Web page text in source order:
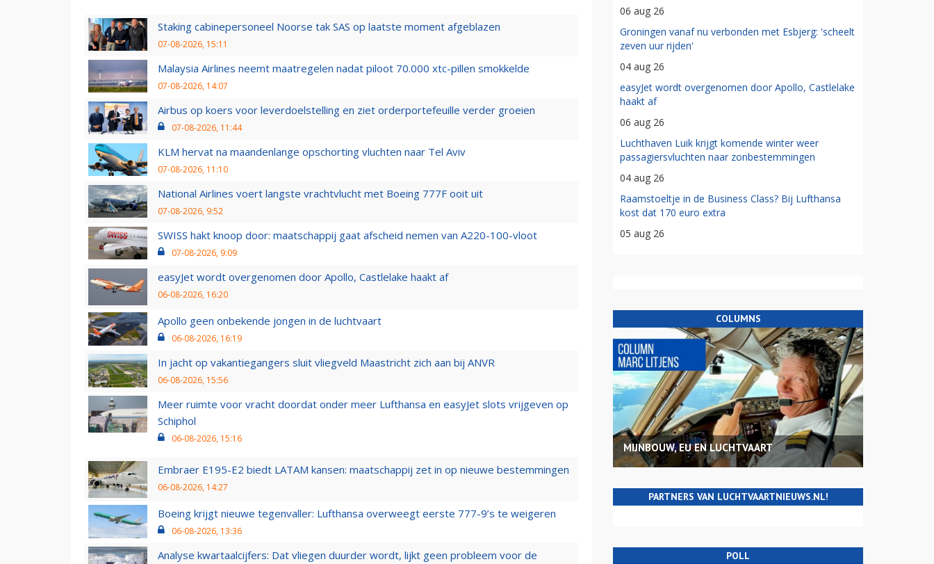
Staking cabinepersoneel Noorse tak SAS op laatste moment afgeblazen
07-08-2026, 15:11
Malaysia Airlines neemt maatregelen nadat piloot 70.000 xtc-pillen smokkelde
07-08-2026, 14:07
Airbus op koers voor leverdoelstelling en ziet orderportefeuille verder groeien
07-08-2026, 11:44
KLM hervat na maandenlange opschorting vluchten naar Tel Aviv
07-08-2026, 11:10
National Airlines voert langste vrachtvlucht met Boeing 777F ooit uit
07-08-2026, 9:52
SWISS hakt knoop door: maatschappij gaat afscheid nemen van A220-100-vloot
07-08-2026, 9:09
easyJet wordt overgenomen door Apollo, Castlelake haakt af
06-08-2026, 16:20
Apollo geen onbekende jongen in de luchtvaart
06-08-2026, 16:19
In jacht op vakantiegangers sluit vliegveld Maastricht zich aan bij ANVR
06-08-2026, 15:56
Meer ruimte voor vracht doordat onder meer Lufthansa en easyJet slots vrijgeven op
Schiphol
06-08-2026, 15:16
Embraer E195-E2 biedt LATAM kansen: maatschappij zet in op nieuwe bestemmingen
06-08-2026, 14:27
Boeing krijgt nieuwe tegenvaller: Lufthansa overweegt eerste 777-9’s te weigeren
06-08-2026, 13:36
Analyse kwartaalcijfers: Dat vliegen duurder wordt, lijkt geen probleem voor de
06 aug 26
Groningen vanaf nu verbonden met Esbjerg: 'scheelt
zeven uur rijden'
04 aug 26
easyJet wordt overgenomen door Apollo, Castlelake
haakt af
06 aug 26
Luchthaven Luik krijgt komende winter weer
passagiersvluchten naar zonbestemmingen
04 aug 26
Raamstoeltje in de Business Class? Bij Lufthansa
kost dat 170 euro extra
05 aug 26
COLUMNS
MIJNBOUW, EU EN LUCHTVAART
PARTNERS VAN LUCHTVAARTNIEUWS.NL!
POLL